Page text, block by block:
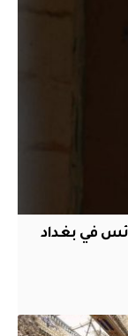
في بغداد